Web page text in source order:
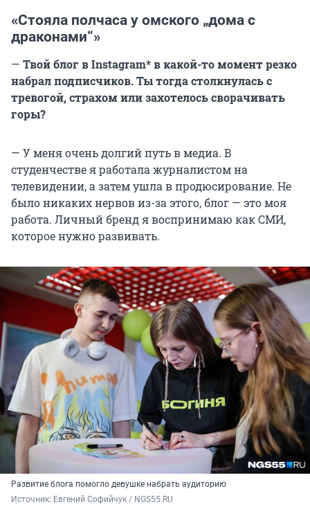
«Стояла полчаса у омского „дома с
драконами“»
— Твой блог в Instagram* в какой-то момент резко
набрал подписчиков. Ты тогда столкнулась с
тревогой, страхом или захотелось сворачивать
горы?
— У меня очень долгий путь в медиа. В
студенчестве я работала журналистом на
телевидении, а затем ушла в продюсирование. Не
было никаких нервов из-за этого, блог — это моя
работа. Личный бренд я воспринимаю как СМИ,
которое нужно развивать.
Развитие блога помогло девушке набрать аудиторию
Источник: Евгений Софийчук / NGS55.RU